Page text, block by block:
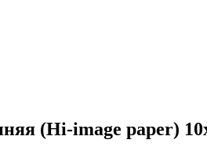
(Hi-image paper)